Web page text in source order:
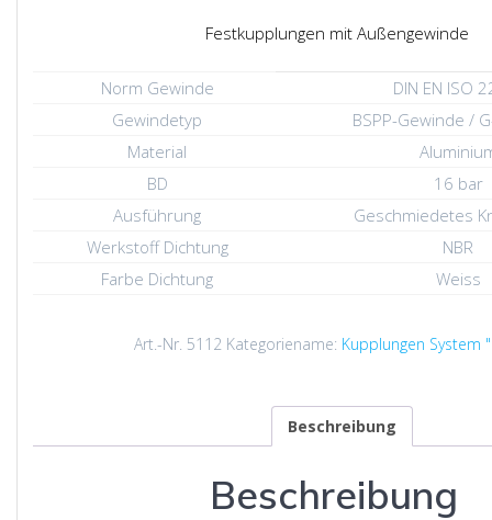
Festkupplungen mit Außengewinde
Norm Gewinde
DIN EN ISO
Gewindetyp
BSPP-Gewinde /
Material
BD
16 bar
Ausführung
Geschmiedetes
Werkstoff Dichtung
NBR
Farbe Dichtung
Weiss
Art.-Nr. 5112 Kategoriename: Kupplungen System
Beschreibung
Beschreibung